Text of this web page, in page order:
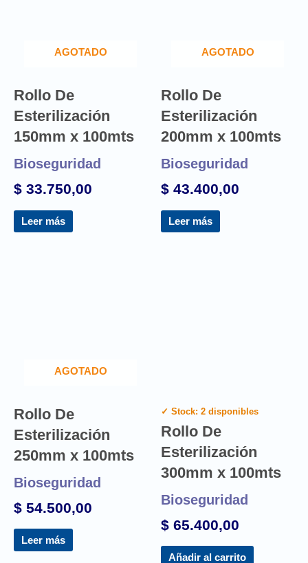
AGOTADO
Rollo De
Esterilización
150mm x 100mts
Bioseguridad
$ 33.750,00
Leer más
AGOTADO
Rollo De
Esterilización
200mm x 100mts
Bioseguridad
$ 43.400,00
Leer más
AGOTADO
Rollo De
Esterilización
250mm x 100mts
Bioseguridad
$ 54.500,00
Leer más
✓ Stock: 2 disponibles
Rollo De
Esterilización
300mm x 100mts
Bioseguridad
$ 65.400,00
Añadir al carrito